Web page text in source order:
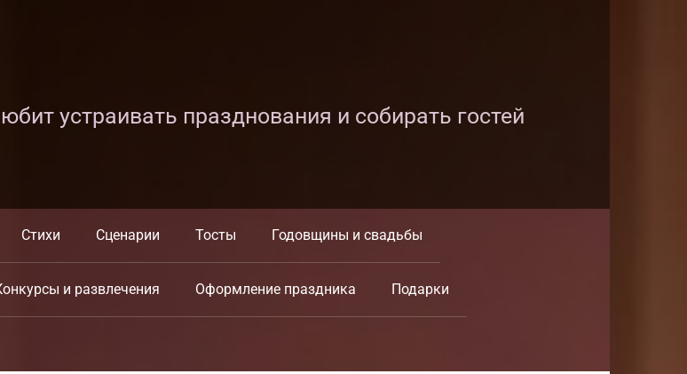
устраивать празднования и собирать гостей
Стихи Сценарии Тосты Годовщины и свадьбы
и развлечения Оформление праздника Подарки